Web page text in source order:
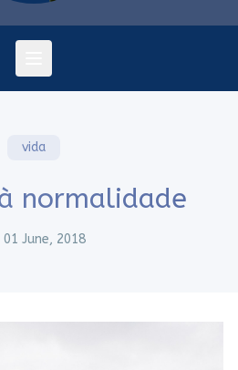
vida
normalidade
01 June, 2018